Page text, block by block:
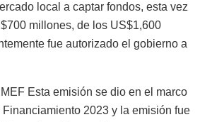
local a captar fondos, esta vez
millones, de los US$1,600
fue autorizado el gobierno a
Esta emisión se dio en el marco
2023 y la emisión fue